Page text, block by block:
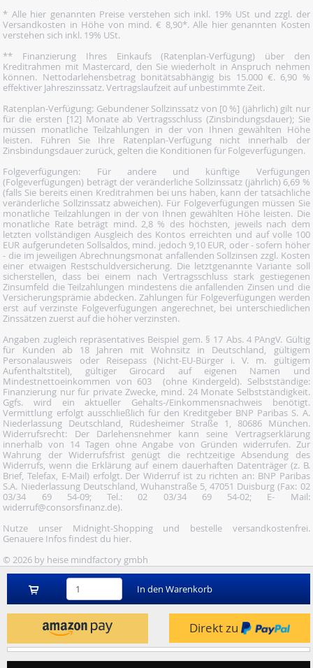
In den Warenkorb
Direkt zu
* Alle hier genannten Preise verstehen sich inkl. 19% USt und zzgl. der
Versandkosten in Höhe von mind. € 8,90*. Alle hier genannten Kosten
verstehen sich inkl. 19% USt.
** Finanzierung Ihres Einkaufs (Ratenplan-Verfügung) über den
Kreditrahmen mit Mastercard, den Sie wiederholt in Anspruch nehmen
können. Nettodarlehensbetrag bonitätsabhängig bis 15.000 €. 6,90 %
effektiver Jahreszinssatz. Vertragslaufzeit auf unbestimmte Zeit.
Ratenplan-Verfügung: Gebundener Sollzinssatz von [0 %] (jährlich) gilt nur
für die ersten [12] Monate ab Vertragsschluss (Zinsbindungsdauer); Sie
müssen monatliche Teilzahlungen in der von Ihnen gewählten Höhe
leisten. Führen Sie Ihre Ratenplan-Verfügung nicht innerhalb der
Zinsbindungsdauer zurück, gelten die Konditionen für Folgeverfügungen.
Folgeverfügungen: Für andere und künftige Verfügungen
(Folgeverfügungen) beträgt der veränderliche Sollzinssatz (jährlich) 6,69 %
(falls Sie bereits einen Kreditrahmen bei uns haben, kann der tatsächliche
veränderliche Sollzinssatz abweichen). Für Folgeverfügungen müssen Sie
monatliche Teilzahlungen in der von Ihnen gewählten Höhe leisten. Die
monatliche Rate beträgt mind. 2,8 % des höchsten, jeweils nach dem
letzten vollständigen Ausgleich des Kontos erreichten und auf volle 100
EUR aufgerundeten Sollsaldos, mind. jedoch 9,10 EUR, oder - sofern höher
- die im jeweiligen Abrechnungsmonat anfallenden Sollzinsen zzgl. Kosten
einer etwaigen Restschuldversicherung. Die letztgenannte Variante soll
sicherstellen, dass bei einem nach Vertragsschluss stark gestiegenen
Zinsumfeld die Teilzahlungen mindestens die anfallenden Zinsen und die
Versicherungsprämie abdecken. Zahlungen für Folgeverfügungen werden
erst auf verzinste Folgeverfügungen angerechnet, bei unterschiedlichen
Zinssätzen zuerst auf die höher verzinsten.
Angaben zugleich repräsentatives Beispiel gem. § 17 Abs. 4 PAngV. Gültig
für Kunden ab 18 Jahren mit Wohnsitz in Deutschland, gültigem
Personalausweis oder Reisepass (Nicht-EU-Bürger i. V. m. gültigem
Aufenthaltstitel), gültiger Girocard auf eigenen Namen und
Mindestnettoeinkommen von 603  (ohne Kindergeld). Selbstständige:
Finanzierung nur für private Zwecke, mind. 24 Monate Selbstständigkeit.
Ggfs. wird ein aktueller Gehalts-/Einkommensnachweis benötigt.
Vermittlung erfolgt ausschließlich für den Kreditgeber BNP Paribas S. A.
Niederlassung Deutschland, Rüdesheimer Straße 1, 80686 München.
Widerrufsrecht: Der Darlehensnehmer kann seine Vertragserklärung
innerhalb von 14 Tagen ohne Angabe von Gründen widerrufen. Zur
Wahrung der Widerrufsfrist genügt die rechtzeitige Absendung des
Widerrufs, wenn die Erklärung auf einem dauerhaften Datenträger (z. B.
Brief, Telefax, E-Mail) erfolgt. Der Widerruf ist zu richten an: BNP Paribas
S.A. Niederlassung Deutschland, Wuhanstraße 5, 47051 Duisburg (Fax: 02
03/34 69 54-09; Tel.: 02 03/34 69 54-02; E- Mail:
widerruf@consorsfinanz.de).
Nutze unser Midnight-Shopping und bestelle versandkostenfrei.
Genauere Infos findest du hier.
© 2026 by heise mindfactory gmbh